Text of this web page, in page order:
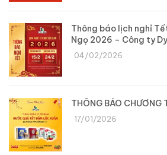
Thông báo lịch nghỉ
Ngọ 2026 – Công ty
04/02/2026
THÔNG BÁO CHƯƠNG
17/01/2026